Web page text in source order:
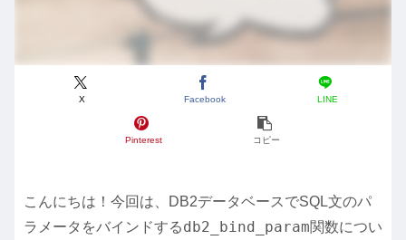
X Facebook LINE
Pinterest コピー
こんにちは！今回は、DB2データベースでSQL文のパ
ラメータをバインドするdb2_bind_param関数につい